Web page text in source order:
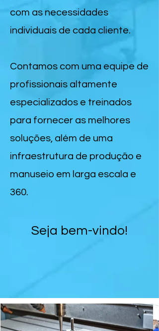
com as necessidades
individuais de cada cliente.
Contamos com uma equipe de
profissionais altamente
especializados e treinados
para fornecer as melhores
soluções, além de uma
infraestrutura de produção e
manuseio em larga escala e
360.
Seja bem-vindo!